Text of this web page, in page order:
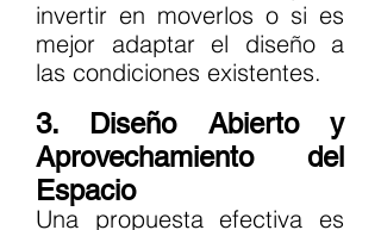
invertir en moverlos o si es
mejor adaptar el diseño a
las condiciones existentes.
3. Diseño Abierto y
Aprovechamiento del
Espacio
Una propuesta efectiva es